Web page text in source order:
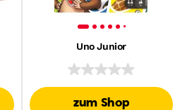
Uno Junior
zum Shop